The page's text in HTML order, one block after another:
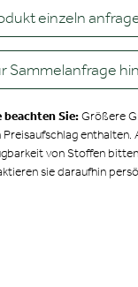
einzeln
Sammelanfrage
Sie:Größere
Preisaufschlag
von Stoffen
sie daraufhin